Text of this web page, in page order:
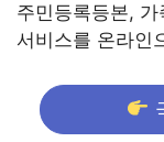
주민등록등본,
서비스를 온라인